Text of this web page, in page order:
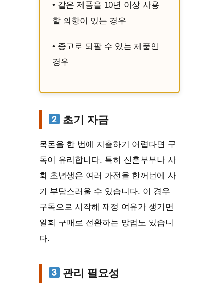
• 같은 제품을 10년 이상 사용
할 의향이 있는 경우
• 중고로 되팔 수 있는 제품인
경우
초기 자금
목돈을 한 번에 지출하기 어렵다면 구
독이 유리합니다. 특히 신혼부부나 사
회 초년생은 여러 가전을 한꺼번에 사
기 부담스러울 수 있습니다. 이 경우
구독으로 시작해 재정 여유가 생기면
일회 구매로 전환하는 방법도 있습니
다.
관리 필요성